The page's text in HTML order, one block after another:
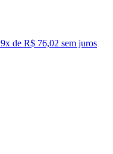
9x de R$ 76,02 sem juros